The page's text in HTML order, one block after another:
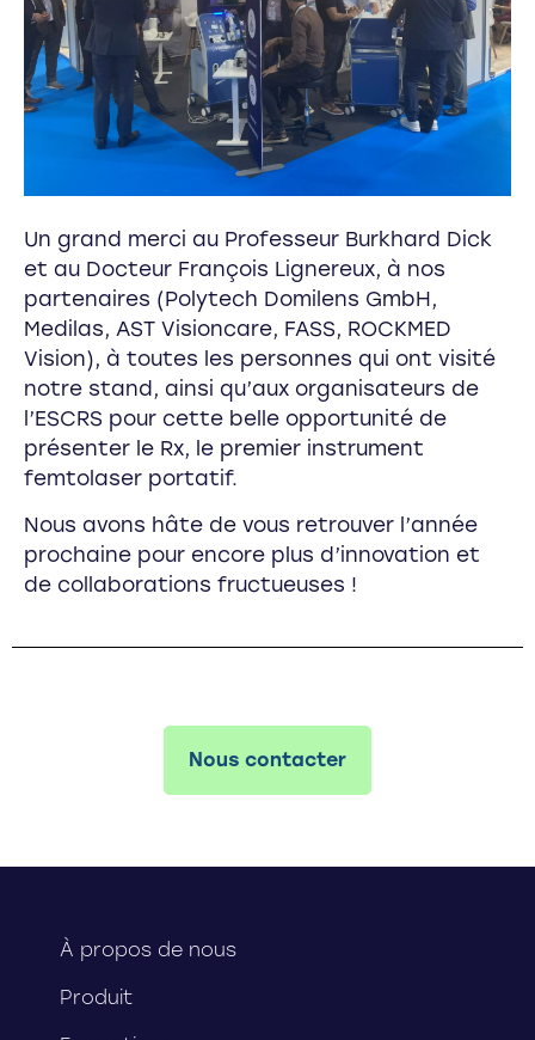
Un grand merci au Professeur Burkhard Dick
et au Docteur François Lignereux, à nos
partenaires (Polytech Domilens GmbH,
Medilas, AST Visioncare, FASS, ROCKMED
Vision), à toutes les personnes qui ont visité
notre stand, ainsi qu’aux organisateurs de
l’ESCRS pour cette belle opportunité de
présenter le Rx, le premier instrument
femtolaser portatif.
Nous avons hâte de vous retrouver l’année
prochaine pour encore plus d’innovation et
de collaborations fructueuses !
Nous contacter
À propos de nous
Produit